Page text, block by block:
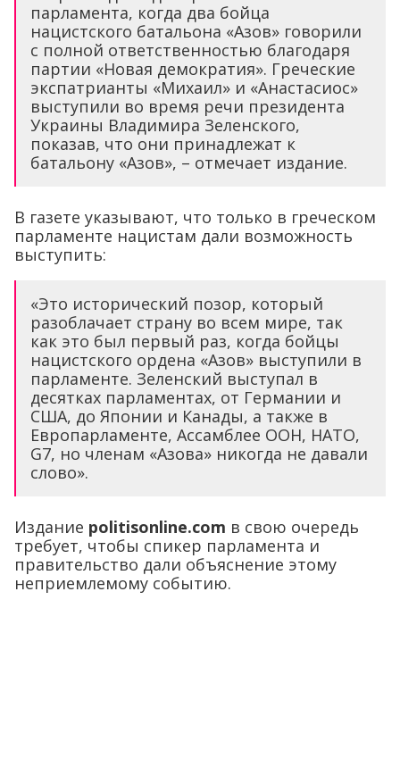
парламента, когда два бойца
нацистского батальона «Азов» говорили
с полной ответственностью благодаря
партии «Новая демократия». Греческие
экспатрианты «Михаил» и «Анастасиос»
выступили во время речи президента
Украины Владимира Зеленского,
показав, что они принадлежат к
батальону «Азов», – отмечает издание.
В газете указывают, что только в греческом
парламенте нацистам дали возможность
выступить:
«Это исторический позор, который
разоблачает страну во всем мире, так
как это был первый раз, когда бойцы
нацистского ордена «Азов» выступили в
парламенте. Зеленский выступал в
десятках парламентах, от Германии и
США, до Японии и Канады, а также в
Европарламенте, Ассамблее ООН, НАТО,
G7, но членам «Азова» никогда не давали
слово».
Издание politisonline.com в свою очередь
требует, чтобы спикер парламента и
правительство дали объяснение этому
неприемлемому событию.